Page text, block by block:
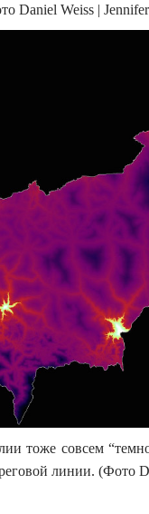
Daniel Weiss |
тоже совсем
линии. (Фото